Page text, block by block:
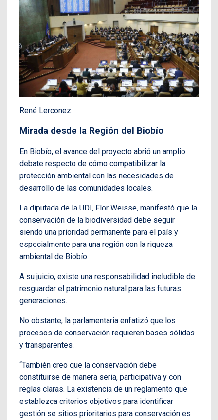
René Lerconez.
Mirada desde la Región del Biobío
En Biobío, el avance del proyecto abrió un amplio
debate respecto de cómo compatibilizar la
protección ambiental con las necesidades de
desarrollo de las comunidades locales.
La diputada de la UDI, Flor Weisse, manifestó que la
conservación de la biodiversidad debe seguir
siendo una prioridad permanente para el país y
especialmente para una región con la riqueza
ambiental de Biobío.
A su juicio, existe una responsabilidad ineludible de
resguardar el patrimonio natural para las futuras
generaciones.
No obstante, la parlamentaria enfatizó que los
procesos de conservación requieren bases sólidas
y transparentes.
“También creo que la conservación debe
constituirse de manera seria, participativa y con
reglas claras. La existencia de un reglamento que
establezca criterios objetivos para identificar
gestión se sitios prioritarios para conservación es